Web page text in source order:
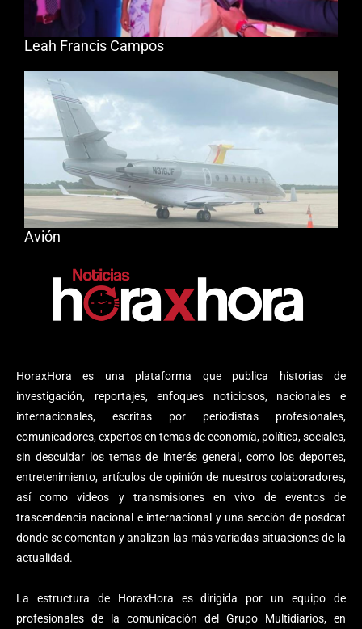
HoraxHora es una plataforma que publica historias de
investigación, reportajes, enfoques noticiosos, nacionales e
internacionales, escritas por periodistas profesionales,
comunicadores, expertos en temas de economía, política, sociales,
sin descuidar los temas de interés general, como los deportes,
entretenimiento, artículos de opinión de nuestros colaboradores,
así como videos y transmisiones en vivo de eventos de
trascendencia nacional e internacional y una sección de posdcat
donde se comentan y analizan las más variadas situaciones de la
actualidad.
La estructura de HoraxHora es dirigida por un equipo de
profesionales de la comunicación del Grupo Multidiarios, en
Leah Francis Campos
Avión